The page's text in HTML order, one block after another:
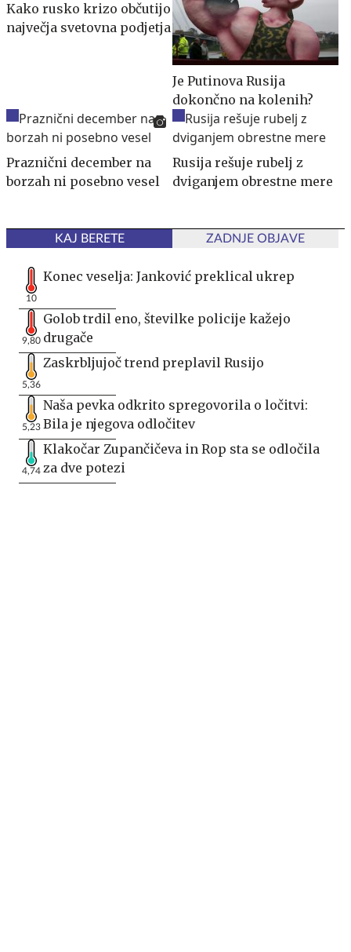
Kako rusko krizo občutijo
največja svetovna podjetja
Je Putinova Rusija
dokončno na kolenih?
Praznični december na
borzah ni posebno vesel
Rusija rešuje rubelj z
dviganjem obrestne mere
KAJ BERETE ZADNJE OBJAVE
10
Konec veselja: Janković preklical ukrep
9,80
Golob trdil eno, številke policije kažejo
drugače
5,36
Zaskrbljujoč trend preplavil Rusijo
5,23
Naša pevka odkrito spregovorila o ločitvi:
Bila je njegova odločitev
4,74
Klakočar Zupančičeva in Rop sta se odločila
za dve potezi